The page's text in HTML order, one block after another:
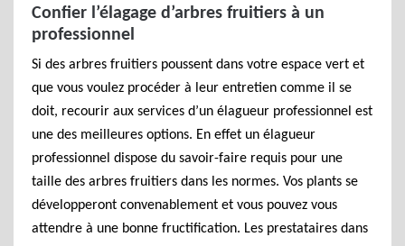
Confier l’élagage d’arbres fruitiers à un
professionnel
Si des arbres fruitiers poussent dans votre espace vert et
que vous voulez procéder à leur entretien comme il se
doit, recourir aux services d’un élagueur professionnel est
une des meilleures options. En effet un élagueur
professionnel dispose du savoir-faire requis pour une
taille des arbres fruitiers dans les normes. Vos plants se
développeront convenablement et vous pouvez vous
attendre à une bonne fructification. Les prestataires dans